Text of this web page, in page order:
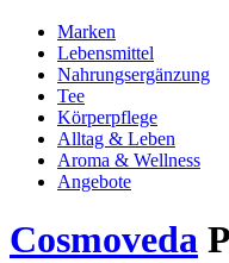
Marken
Lebensmittel
Nahrungsergänzung
Tee
Körperpflege
Alltag & Leben
Aroma & Wellness
Angebote
Cosmoveda